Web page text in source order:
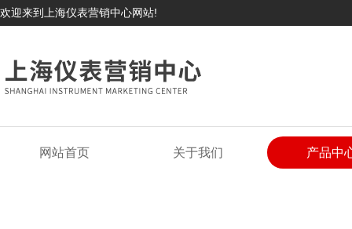
欢迎来到上海仪表营销中心网站!
网站首页 关于我们 产品中